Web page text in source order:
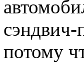
потому